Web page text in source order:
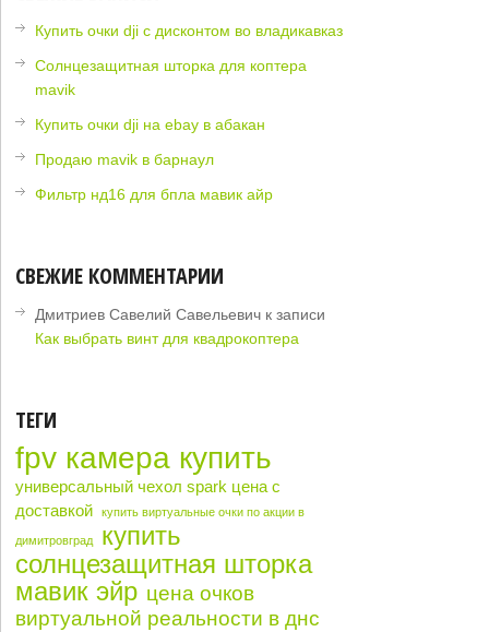
Купить очки dji с дисконтом во владикавказ
Солнцезащитная шторка для коптера
mavik
Купить очки dji на ebay в абакан
Продаю mavik в барнаул
Фильтр нд16 для бпла мавик айр
СВЕЖИЕ КОММЕНТАРИИ
Дмитриев Савелий Савельевич к записи
Как выбрать винт для квадрокоптера
ТЕГИ
fpv камера купить
универсальный чехол spark цена с
доставкой
купить виртуальные очки по акции в
димитровград
купить
солнцезащитная шторка
мавик эйр цена очков
виртуальной реальности в днс